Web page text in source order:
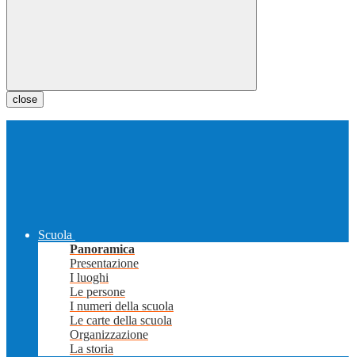
close
Scuola
Panoramica
Presentazione
I luoghi
Le persone
I numeri della scuola
Le carte della scuola
Organizzazione
La storia